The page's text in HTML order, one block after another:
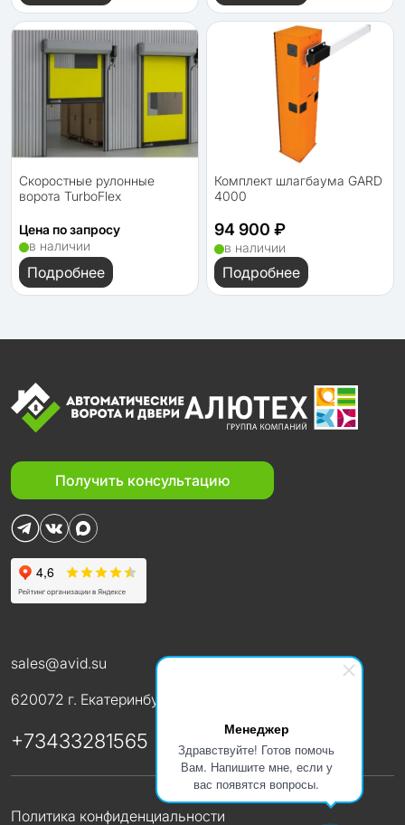
Менеджер
Здравствуйте! Готов помочь
Вам. Напишите мне, если у
вас появятся вопросы.
Скоростные рулонные
ворота TurboFlex
Цена по запросу
в наличии
Подробнее
Комплект шлагбаума GARD
4000
94 900 ₽
в наличии
Подробнее
Получить консультацию
sales@avid.su
620072 г. Екатеринбург ул. В. Высоцкого, 50
+73433281565
Политика конфиденциальности